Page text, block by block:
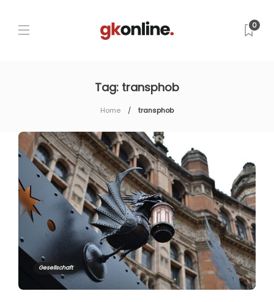
0
Tag: transphob
Home transphob
Gesellschaft